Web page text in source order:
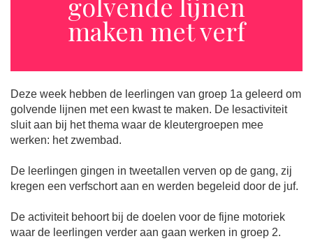
maken met verf
Deze week hebben de leerlingen van groep 1a geleerd om
golvende lijnen met een kwast te maken. De lesactiviteit
sluit aan bij het thema waar de kleutergroepen mee
werken: het zwembad.
De leerlingen gingen in tweetallen verven op de gang, zij
kregen een verfschort aan en werden begeleid door de juf.
De activiteit behoort bij de doelen voor de fijne motoriek
waar de leerlingen verder aan gaan werken in groep 2.